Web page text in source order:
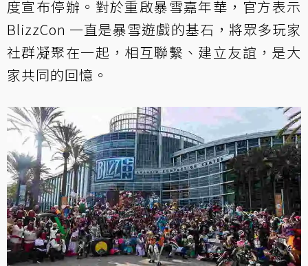
度宣布停辦。對於重啟暴雪嘉年華，官方表示
BlizzCon 一直是暴雪遊戲的基石，將眾多玩家
社群凝聚在一起，相互聯繫、建立友誼，是大
家共同的回憶。